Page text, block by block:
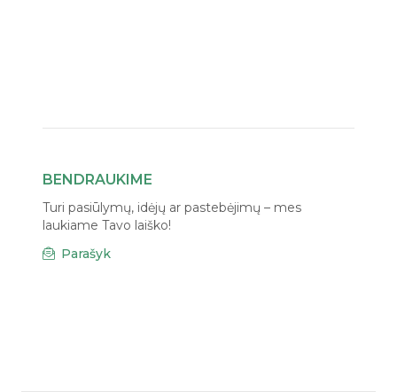
BENDRAUKIME
Turi pasiūlymų, idėjų ar pastebėjimų – mes
laukiame Tavo laiško!
Parašyk